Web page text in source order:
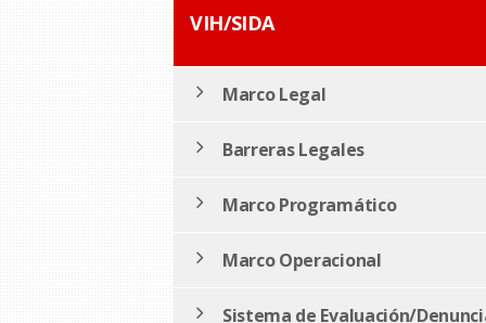
VIH/SIDA
Marco Legal
Barreras Legales
Marco Programático
Marco Operacional
Sistema de Evaluación/